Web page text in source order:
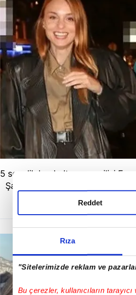
Rıza
"Sitelerimizde reklam ve
Bu çerezler, kullanıcıların
Reddet
5 senelik heykeltraş sevgilisi
Şahinkaya, "Bazı ilişikilerin